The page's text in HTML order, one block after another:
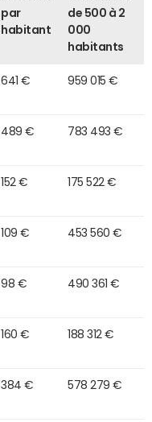
par
habitant
de 500 à 2
000
habitants
641 € 959 015 €
489 € 783 493 €
152 € 175 522 €
109 € 453 560 €
98 € 490 361 €
160 € 188 312 €
384 € 578 279 €